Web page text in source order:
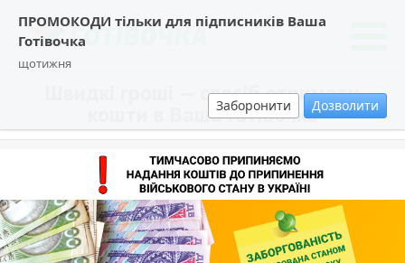
ПРОМОКОДИ тільки для підписників Ваша
Готівочка
щотижня
Заборонити Дозволити
Швидкі гроші — спосіб отримати
кошти в Ваша Готівочка